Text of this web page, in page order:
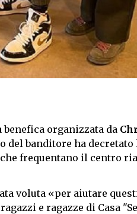
organizzata da
del banditore ha
frequentano il centro
voluta «per aiutare
e ragazze di Casa